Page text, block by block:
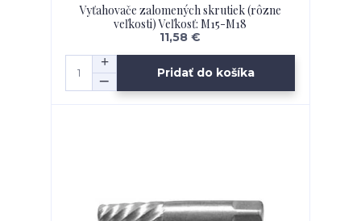
Vyťahovače zalomených skrutiek (rôzne
veľkosti) Veľkosť: M15-M18
11,58 €
Pridať do košíka